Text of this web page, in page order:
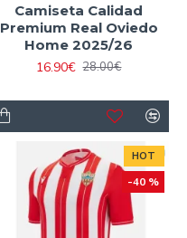
Camiseta Calidad
Premium Real Oviedo
Home 2025/26
16.90€ 28.00€
HOT
-40 %